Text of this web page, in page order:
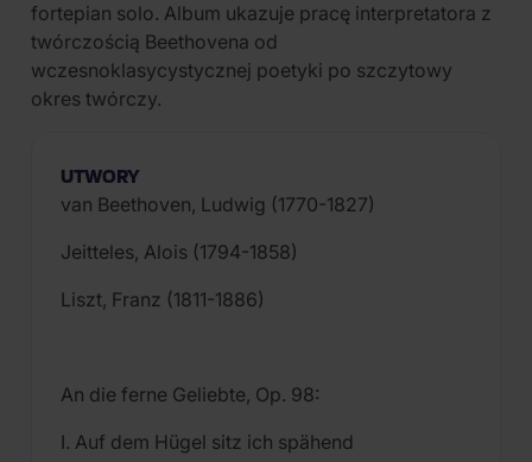
fortepian solo. Album ukazuje pracę interpretatora z
twórczością Beethovena od
wczesnoklasycystycznej poetyki po szczytowy
okres twórczy.
UTWORY
van Beethoven, Ludwig (1770-1827)
Jeitteles, Alois (1794-1858)
Liszt, Franz (1811-1886)
An die ferne Geliebte, Op. 98:
I. Auf dem Hügel sitz ich spähend